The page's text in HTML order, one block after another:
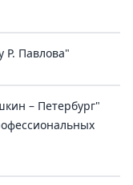
Р. Павлова"
– Петербург"